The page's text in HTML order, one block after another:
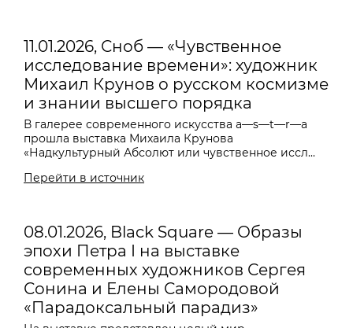
11.01.2026, Сноб — «Чувственное
исследование времени»: художник
Михаил Крунов о русском космизме
и знании высшего порядка
В галерее современного искусства a—s—t—r—a
прошла выставка Михаила Крунова
«Надкультурный Абсолют или чувственное иссл...
Перейти в источник
08.01.2026, Black Square — Образы
эпохи Петра I на выставке
современных художников Сергея
Сонина и Елены Самородовой
«Парадоксальный парадиз»